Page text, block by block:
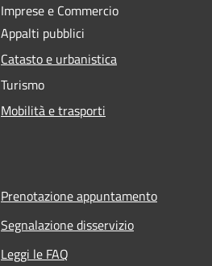
Imprese e Commercio
Appalti pubblici
Catasto e urbanistica
Turismo
Mobilità e trasporti
Prenotazione appuntamento
Segnalazione disservizio
Leggi le FAQ